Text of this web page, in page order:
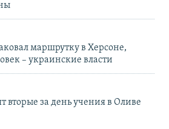
маршрутку в Херсоне,
– украинские власти
вторые за день учения в Оливе